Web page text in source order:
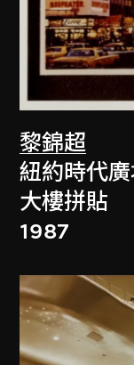
黎錦超
紐約時代
大樓拼貼
1987